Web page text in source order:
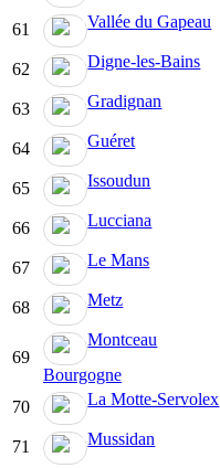
61 Vallée du Gapeau
62 Digne-les-Bains
63 Gradignan
64 Guéret
65 Issoudun
66 Lucciana
67 Le Mans
68 Metz
69
Montceau
Bourgogne
70 La Motte-Servolex
71 Mussidan